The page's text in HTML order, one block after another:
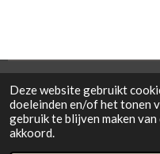
Deze website gebruikt
doeleinden en/of het tonen
gebruik te blijven maken
akkoord.
© 2021 Cowporation